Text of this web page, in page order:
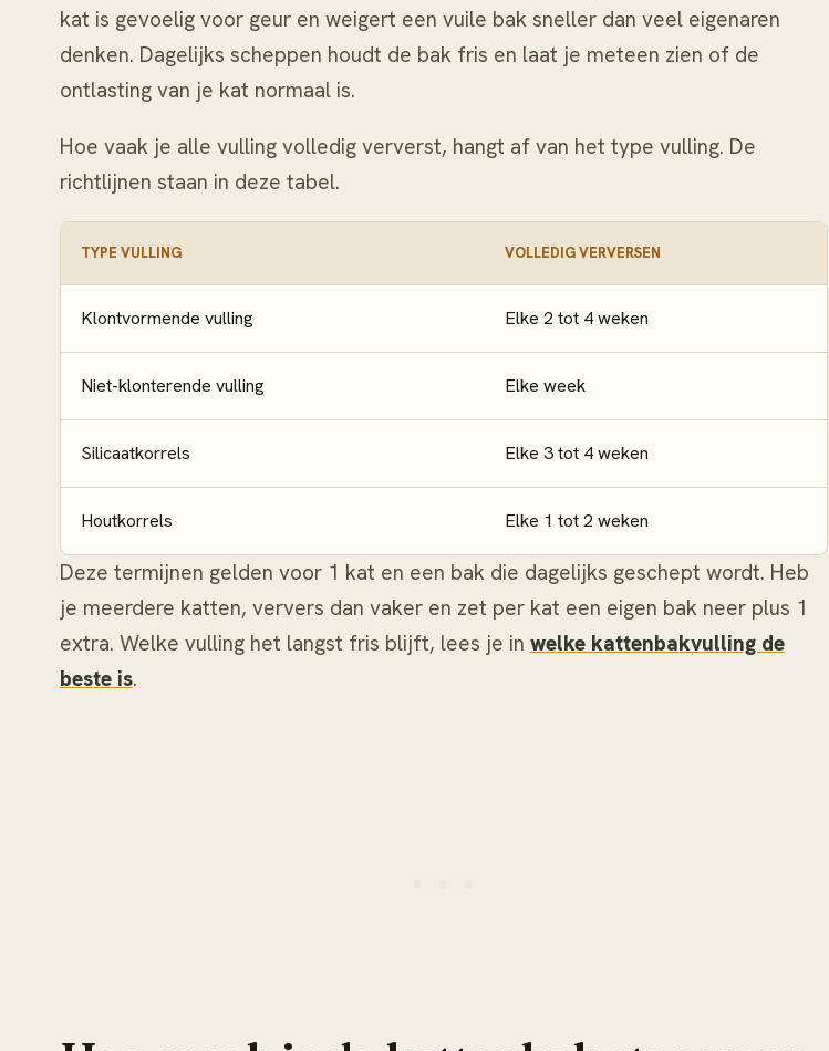
kat is gevoelig voor geur en weigert een vuile bak sneller dan veel eigenaren
denken. Dagelijks scheppen houdt de bak fris en laat je meteen zien of de
ontlasting van je kat normaal is.
Hoe vaak je alle vulling volledig ververst, hangt af van het type vulling. De
richtlijnen staan in deze tabel.
TYPE VULLING VOLLEDIG VERVERSEN
Klontvormende vulling Elke 2 tot 4 weken
Niet-klonterende vulling Elke week
Silicaatkorrels Elke 3 tot 4 weken
Houtkorrels Elke 1 tot 2 weken
Deze termijnen gelden voor 1 kat en een bak die dagelijks geschept wordt. Heb
je meerdere katten, ververs dan vaker en zet per kat een eigen bak neer plus 1
extra. Welke vulling het langst fris blijft, lees je in welke kattenbakvulling de
beste is.